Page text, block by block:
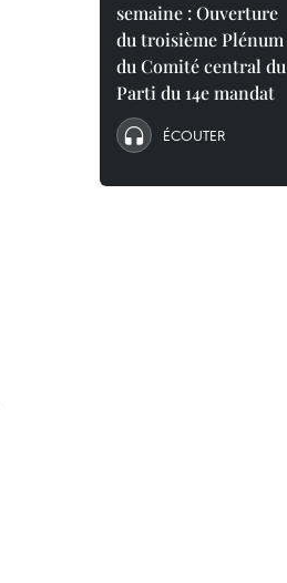
semaine : Ouverture
du troisième Plénum
du Comité central du
Parti du 14e mandat
ÉCOUTER